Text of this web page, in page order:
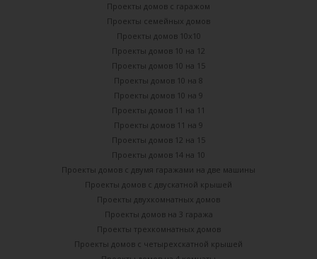
Проекты домов с гаражом
Проекты семейных домов
Проекты домов 10х10
Проекты домов 10 на 12
Проекты домов 10 на 15
Проекты домов 10 на 8
Проекты домов 10 на 9
Проекты домов 11 на 11
Проекты домов 11 на 9
Проекты домов 12 на 15
Проекты домов 14 на 10
Проекты домов с двумя гаражами на две машины
Проекты домов с двускатной крышей
Проекты двухкомнатных домов
Проекты домов на 3 гаража
Проекты трехкомнатных домов
Проекты домов с четырехскатной крышей